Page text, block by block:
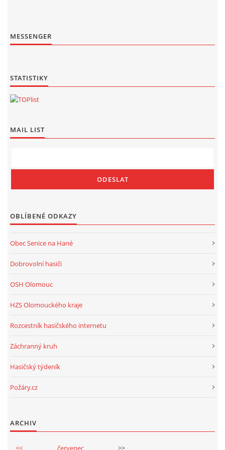
MESSENGER
STATISTIKY
MAIL LIST
OBLÍBENÉ ODKAZY
Obec Senice na Hané
Dobrovolní hasiči
OSH Olomouc
HZS Olomouckého kraje
Rozcestník hasičského internetu
Záchranný kruh
Hasičský týdeník
Požáry.cz
ARCHIV
<< červenec >>